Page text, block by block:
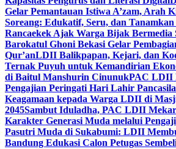
Gelar Pemantauan Istiwa A’zam, Arah
Soreang: Edukatif, Seru, dan
Rancaekek Ajak Warga Bijak Bermedia
Barokatul Ghoni Bekasi Gelar
Qur’anLDII Balikpapan, Kejari, dan
Ternak Puyuh untuk Kemandirian
di Baitul Manshurin CinunukPAC LDII
Pengajian Peringati Hari Lahir Pancasila
Keagamaan kepada Warga LDII di
2045Sambut Iduladha, PAC LDII
Karakter Generasi Muda melalui
Pasutri Muda di Sukabumi: LDII
Bandung Edukasi Calon Petugas